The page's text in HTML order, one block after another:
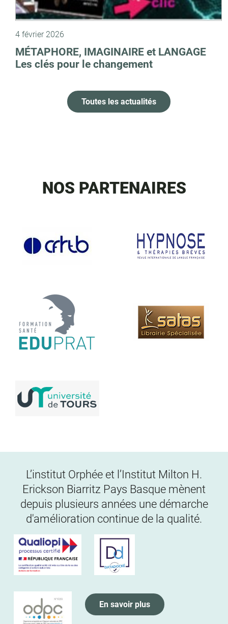
4 février 2026
MÉTAPHORE, IMAGINAIRE et LANGAGE
Les clés pour le changement
Toutes les actualités
NOS PARTENAIRES
L’institut Orphée et l’Institut Milton H.
Erickson Biarritz Pays Basque mènent
depuis plusieurs années une démarche
d'amélioration continue de la qualité.
En savoir plus